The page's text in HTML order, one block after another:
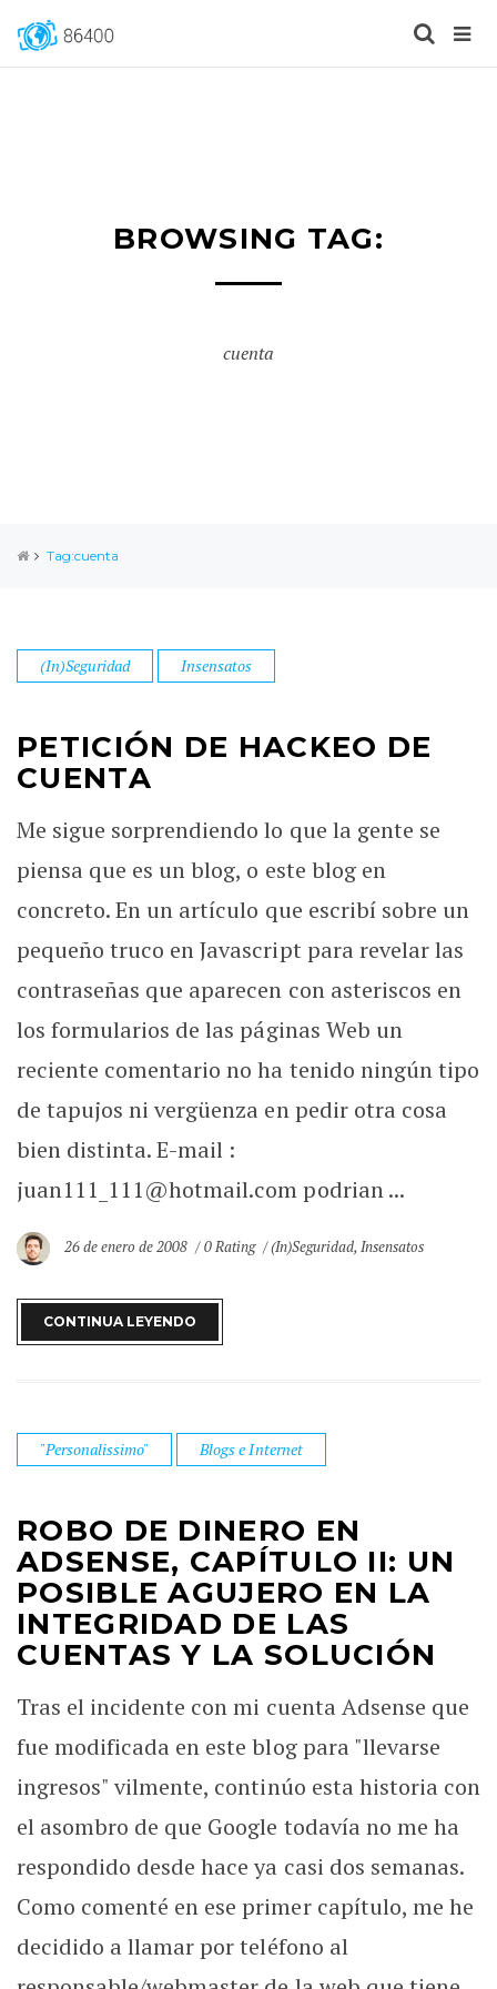
BROWSING TAG:
cuenta
Tag:cuenta
(In)Seguridad Insensatos
PETICIÓN DE HACKEO DE
CUENTA
Me sigue sorprendiendo lo que la gente se
piensa que es un blog, o este blog en
concreto. En un artículo que escribí sobre un
pequeño truco en Javascript para revelar las
contraseñas que aparecen con asteriscos en
los formularios de las páginas Web un
reciente comentario no ha tenido ningún tipo
de tapujos ni vergüenza en pedir otra cosa
bien distinta. E-mail :
juan111_111@hotmail.com podrian ...
26 de enero de 2008 0 Rating (In)Seguridad,Insensatos
CONTINUA LEYENDO
"Personalissimo" Blogs e Internet
ROBO DE DINERO EN
ADSENSE, CAPÍTULO II: UN
POSIBLE AGUJERO EN LA
INTEGRIDAD DE LAS
CUENTAS Y LA SOLUCIÓN
Tras el incidente con mi cuenta Adsense que
fue modificada en este blog para "llevarse
ingresos" vilmente, continúo esta historia con
el asombro de que Google todavía no me ha
respondido desde hace ya casi dos semanas.
Como comenté en ese primer capítulo, me he
decidido a llamar por teléfono al